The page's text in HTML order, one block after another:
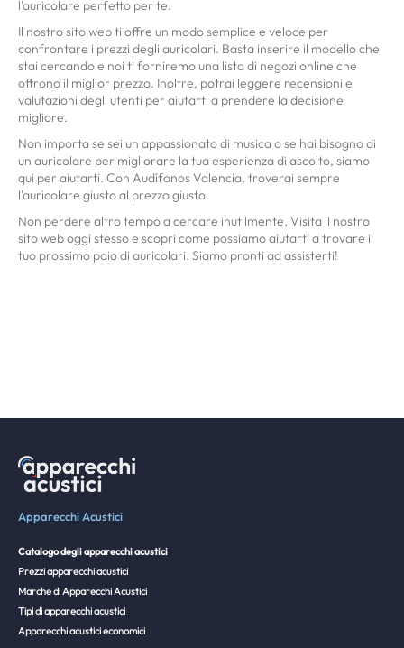
l'auricolare perfetto per te.
Il nostro sito web ti offre un modo semplice e veloce per
confrontare i prezzi degli auricolari. Basta inserire il modello che
stai cercando e noi ti forniremo una lista di negozi online che
offrono il miglior prezzo. Inoltre, potrai leggere recensioni e
valutazioni degli utenti per aiutarti a prendere la decisione
migliore.
Non importa se sei un appassionato di musica o se hai bisogno di
un auricolare per migliorare la tua esperienza di ascolto, siamo
qui per aiutarti. Con Audífonos Valencia, troverai sempre
l'auricolare giusto al prezzo giusto.
Non perdere altro tempo a cercare inutilmente. Visita il nostro
sito web oggi stesso e scopri come possiamo aiutarti a trovare il
tuo prossimo paio di auricolari. Siamo pronti ad assisterti!
Apparecchi Acustici
Catalogo degli apparecchi acustici
Prezzi apparecchi acustici
Marche di Apparecchi Acustici
Tipi di apparecchi acustici
Apparecchi acustici economici